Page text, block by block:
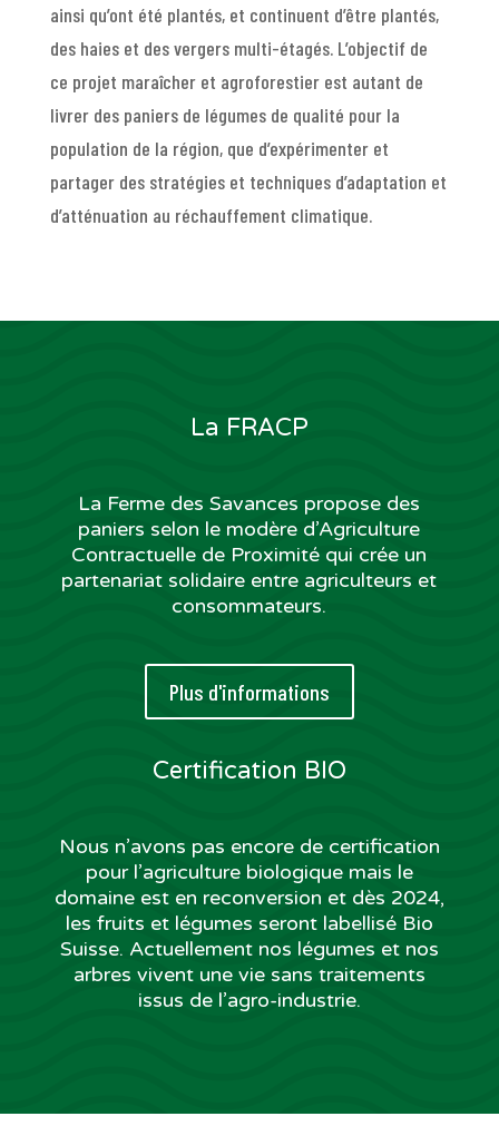
ainsi qu’ont été plantés, et continuent d’être plantés,
des haies et des vergers multi-étagés. L’objectif de
ce projet maraîcher et agroforestier est autant de
livrer des paniers de légumes de qualité pour la
population de la région, que d’expérimenter et
partager des stratégies et techniques d’adaptation et
d’atténuation au réchauffement climatique.
La FRACP
La Ferme des Savances propose des
paniers selon le modère d’Agriculture
Contractuelle de Proximité qui crée un
partenariat solidaire entre agriculteurs et
consommateurs.
Plus d'informations
Certification BIO
Nous n’avons pas encore de certification
pour l’agriculture biologique mais le
domaine est en reconversion et dès 2024,
les fruits et légumes seront labellisé Bio
Suisse. Actuellement nos légumes et nos
arbres vivent une vie sans traitements
issus de l’agro-industrie.